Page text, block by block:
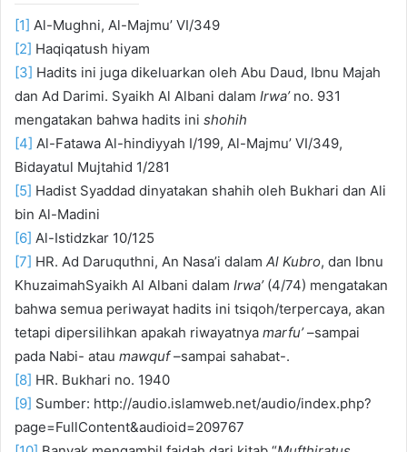
[1] Al-Mughni, Al-Majmu’ VI/349
[2] Haqiqatush hiyam
[3] Hadits ini juga dikeluarkan oleh Abu Daud, Ibnu Majah
dan Ad Darimi. Syaikh Al Albani dalam Irwa’no. 931
mengatakan bahwa hadits ini shohih
[4] Al-Fatawa Al-hindiyyah I/199, Al-Majmu’ VI/349,
Bidayatul Mujtahid 1/281
[5] Hadist Syaddad dinyatakan shahih oleh Bukhari dan Ali
bin Al-Madini
[6] Al-Istidzkar 10/125
[7] HR. Ad Daruquthni, An Nasa’i dalam Al Kubro, dan Ibnu
KhuzaimahSyaikh Al Albani dalam Irwa’(4/74) mengatakan
bahwa semua periwayat hadits ini tsiqoh/terpercaya, akan
tetapi dipersilihkan apakah riwayatnya marfu’–sampai
pada Nabi- atau mawquf–sampai sahabat-.
[8] HR. Bukhari no. 1940
[9] Sumber: http://audio.islamweb.net/audio/index.php?
page=FullContent&audioid=209767